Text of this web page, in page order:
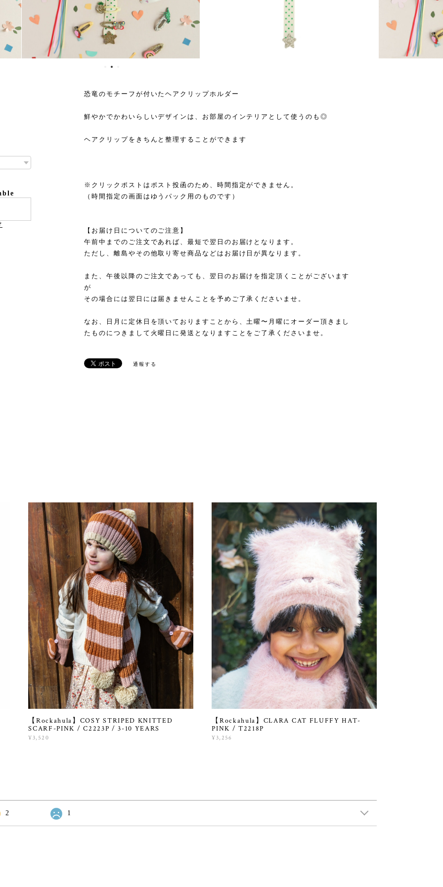
恐竜のモチーフが付いたヘアクリップホルダー
鮮やかでかわいらしいデザインは、お部屋のインテリアとして使うのも◎
ヘアクリップをきちんと整理することができます
※クリックポストはポスト投函のため、時間指定ができません。
（時間指定の画面はゆうパック用のものです）
【お届け日についてのご注意】
午前中までのご注文であれば、最短で翌日のお届けとなります。
ただし、離島やその他取り寄せ商品などはお届け日が異なります。
また、午後以降のご注文であっても、翌日のお届けを指定頂くことがございます
が
その場合には翌日には届きませんことを予めご了承くださいませ。
なお、日月に定休日を頂いておりますことから、土曜〜月曜にオーダー頂きまし
たものにつきまして火曜日に発送となりますことをご了承くださいませ。
通報する
【Rockahula】COSY STRIPED KNITTED
SCARF-PINK / C2223P / 3-10 YEARS
¥3,520
【Rockahula】CLARA CAT FLUFFY HAT-
PINK / T2218P
¥3,256
2 1